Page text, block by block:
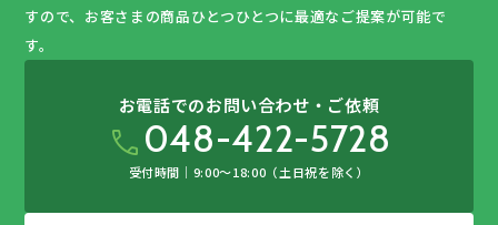
すので、 お客さまの商品ひとつひとつに最適なご提案が可能で
す。
お電話でのお問い合わせ・ご依頼
call048-422-5728
受付時間｜9:00〜18:00（土日祝を除く）